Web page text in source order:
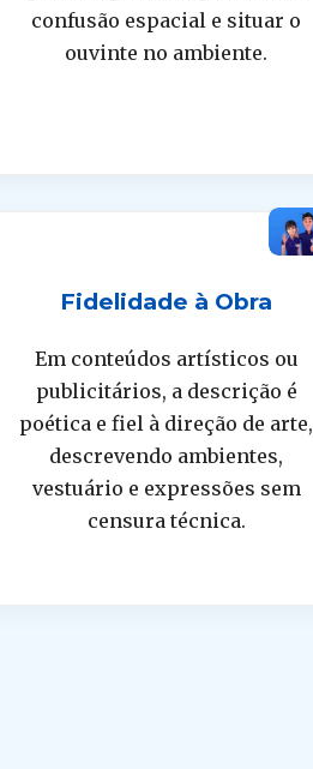
confusão espacial e situar o
ouvinte no ambiente.
Fidelidade à Obra
Em conteúdos artísticos ou
publicitários, a descrição é
poética e fiel à direção de arte,
descrevendo ambientes,
vestuário e expressões sem
censura técnica.